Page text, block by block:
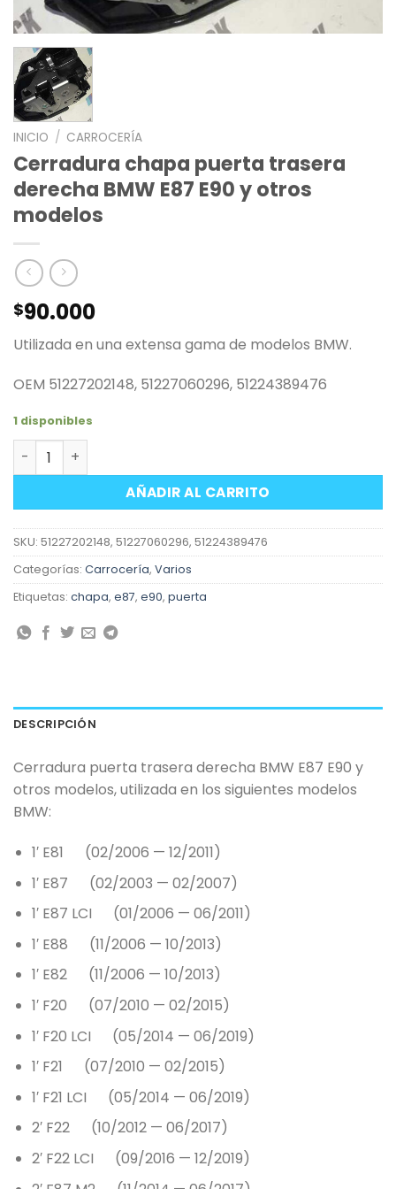
INICIO / CARROCERÍA
Cerradura chapa puerta trasera
derecha BMW E87 E90 y otros
modelos
$90.000
Utilizada en una extensa gama de modelos BMW.
OEM 51227202148, 51227060296, 51224389476
1 disponibles
Cerradura chapa puerta trasera derecha BMW E87
AÑADIR AL CARRITO
SKU: 51227202148, 51227060296, 51224389476
Categorías: Carrocería, Varios
Etiquetas: chapa, e87, e90, puerta
DESCRIPCIÓN
Cerradura puerta trasera derecha BMW E87 E90 y
otros modelos, utilizada en los siguientes modelos
BMW:
1′ E81 (02/2006 — 12/2011)
1′ E87 (02/2003 — 02/2007)
1′ E87 LCI (01/2006 — 06/2011)
1′ E88 (11/2006 — 10/2013)
1′ E82 (11/2006 — 10/2013)
1′ F20 (07/2010 — 02/2015)
1′ F20 LCI (05/2014 — 06/2019)
1′ F21 (07/2010 — 02/2015)
1′ F21 LCI (05/2014 — 06/2019)
2′ F22 (10/2012 — 06/2017)
2′ F22 LCI (09/2016 — 12/2019)